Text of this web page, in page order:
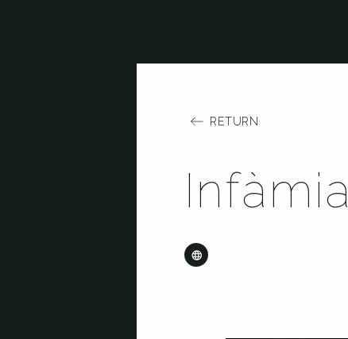
RETURN
Infàmia